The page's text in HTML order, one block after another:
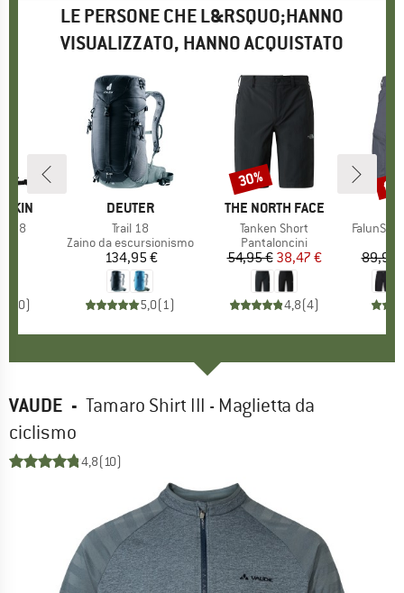
LE PERSONE CHE L&RSQUO;HANNO
VISUALIZZATO, HANNO ACQUISTATO
28
0)
MARCHIO
DEUTER
Articolo
Trail 18
Gruppo di prodotti
Zaino da escursionismo
Prezzo
134,95 €
5,0(1)
MARCHIO
THE NORTH FACE
Articolo
Tanken Short
Gruppo di prodotti
Pantaloncini
Prezzo
54,95 € Prezzo ridotto
38,47 €
4,8(4)
Sconto
30%
Articolo
FalunSt.
89,95
VAUDE - Tamaro Shirt III - Maglietta da
ciclismo
4,8(10)